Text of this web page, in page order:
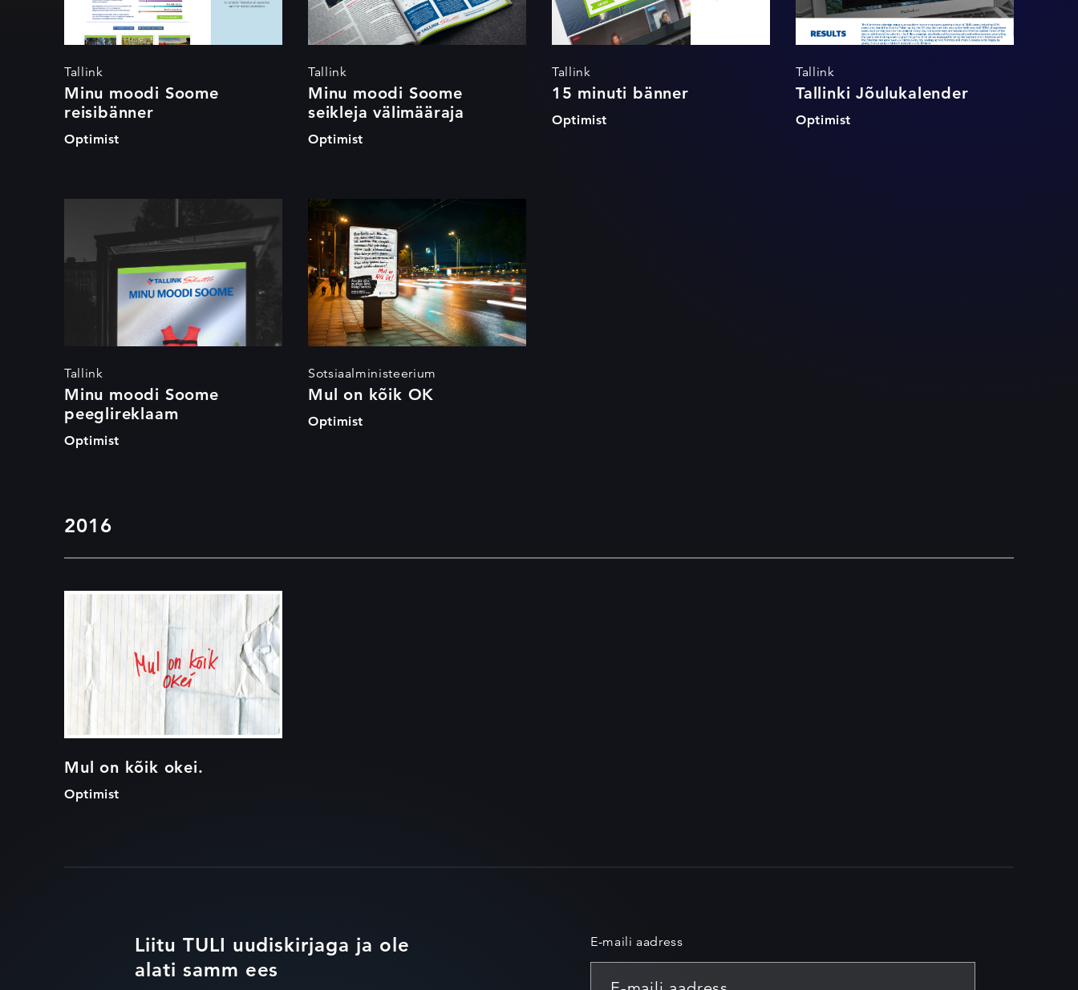
Tallink
Minu moodi Soome
reisibänner
Optimist
Tallink
Minu moodi Soome
seikleja välimääraja
Optimist
Tallink
15 minuti bänner
Optimist
Tallink
Tallinki Jõulukalender
Optimist
Minu moodi
Soome
peeglireklaam
Tallink
Minu moodi Soome
peeglireklaam
Optimist
Mul on kõik OK
Sotsiaalministeerium
Mul on kõik OK
Optimist
2016
Mul on kõik okei.
Mul on kõik okei.
Optimist
Liitu TULI uudiskirjaga ja ole
alati samm ees
E-maili aadress